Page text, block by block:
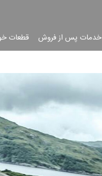
خدمات پس از فروش قطعات